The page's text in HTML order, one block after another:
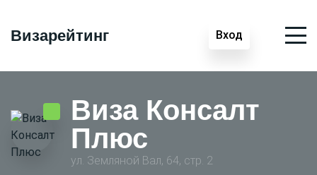
Визарейтинг Вход
Виза Консалт
Плюс
ул. Земляной Вал, 64, стр. 2